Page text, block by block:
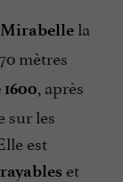
Mirabelle la
mètres
, après
sur les
est
et